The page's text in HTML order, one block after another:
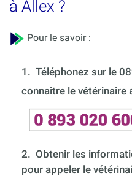
à Allex ?
Pour le savoir :
1. Téléphonez sur le
connaitre le vétérinaire
2. Obtenir les
pour appeler le